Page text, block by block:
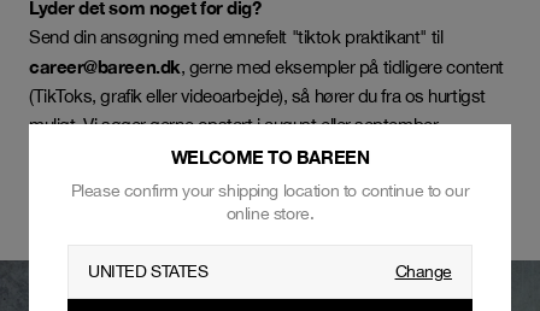
Lyder det som noget for dig?
Send din ansøgning med emnefelt "tiktok praktikant" til
career@bareen.dk, gerne med eksempler på tidligere content
(TikToks, grafik eller videoarbejde), så hører du fra os hurtigst
muligt. Vi søger gerne opstart i august eller september.
WELCOME TO BAREEN
Please confirm your shipping location to continue to our
online store.
UNITED STATES Change